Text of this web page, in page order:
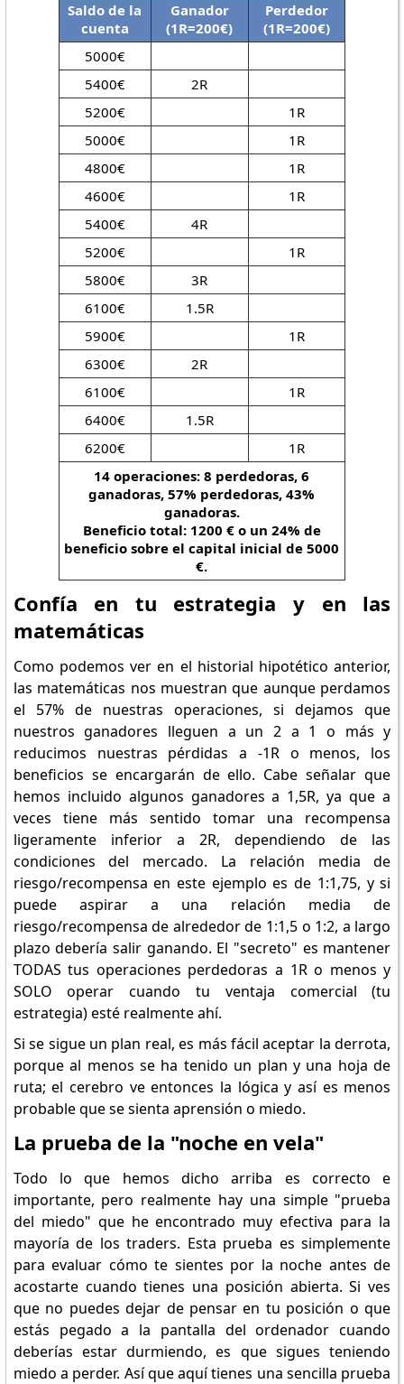
Saldo de la
cuenta
Ganador
(1R=200€)
Perdedor
(1R=200€)
5000€
5400€
2R
5200€
1R
5000€
1R
4800€
1R
4600€
1R
5400€
4R
5200€
1R
5800€
3R
6100€
1.5R
5900€
1R
6300€
2R
6100€
1R
6400€
1.5R
6200€
1R
14 operaciones: 8 perdedoras, 6
ganadoras, 57% perdedoras, 43%
ganadoras.
Beneficio total: 1200 € o un 24% de
beneficio sobre el capital inicial de 5000
€.
Confía en tu estrategia y en las
matemáticas
Como podemos ver en el historial hipotético anterior,
las matemáticas nos muestran que aunque perdamos
el 57% de nuestras operaciones, si dejamos que
nuestros ganadores lleguen a un 2 a 1 o más y
reducimos nuestras pérdidas a -1R o menos, los
beneficios se encargarán de ello. Cabe señalar que
hemos incluido algunos ganadores a 1,5R, ya que a
veces tiene más sentido tomar una recompensa
ligeramente inferior a 2R, dependiendo de las
condiciones del mercado. La relación media de
riesgo/recompensa en este ejemplo es de 1:1,75, y si
puede aspirar a una relación media de
riesgo/recompensa de alrededor de 1:1,5 o 1:2, a largo
plazo debería salir ganando. El "secreto" es mantener
TODAS tus operaciones perdedoras a 1R o menos y
SOLO operar cuando tu ventaja comercial (tu
estrategia) esté realmente ahí.
Si se sigue un plan real, es más fácil aceptar la derrota,
porque al menos se ha tenido un plan y una hoja de
ruta; el cerebro ve entonces la lógica y así es menos
probable que se sienta aprensión o miedo.
La prueba de la "noche en vela"
Todo lo que hemos dicho arriba es correcto e
importante, pero realmente hay una simple "prueba
del miedo" que he encontrado muy efectiva para la
mayoría de los traders. Esta prueba es simplemente
para evaluar cómo te sientes por la noche antes de
acostarte cuando tienes una posición abierta. Si ves
que no puedes dejar de pensar en tu posición o que
estás pegado a la pantalla del ordenador cuando
deberías estar durmiendo, es que sigues teniendo
miedo a perder. Así que aquí tienes una sencilla prueba